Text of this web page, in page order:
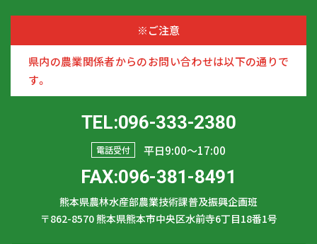
※ご注意
県内の農業関係者からのお問い合わせは以下の通りで
す。
TEL:096-333-2380
電話受付 平日9:00〜17:00
FAX:096-381-8491
熊本県農林水産部農業技術課普及振興企画班
〒862-8570熊本県熊本市中央区水前寺6丁目18番1号